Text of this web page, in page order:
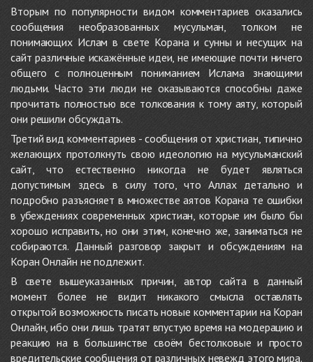
Вторым по популярности видом комментариев оказались
сообщения необразованных мусульман, толком не
понимающих Ислам в свете Корана и сунны и несущих на
сайт различные искажённые идеи, не имеющие почти ничего
общего с полноценным пониманием Ислама знающими
людьми. Часто эти люди не оказываются способны даже
прочитать полностью все толкования к тому аяту, который
они решили обсуждать.
Третий вид комментариев - сообщения от христиан, типично
желающих протолкнуть свою идеологию на мусульманский
сайт, что естественно никогда не будет являться
допустимым здесь в силу того, что Аллах детально и
подробно разъясняет в множестве аятов Корана те ошибки
в убеждениях современных христиан, которые им было бы
хорошо исправить, но они этим, конечно же, заниматься не
собираются. Данный разговор закрыт и обсуждениям на
Коран Онлайн не подлежит.
В свете вышеуказанных причин, автор сайта в данный
момент более не видит никакого смысла оставлять
открытой возможность писать новые комментарии на Коран
Онлайн, ибо они лишь тратят впустую время на модерацию и
реакцию на в большинстве своём бестолковые и просто
вредительские сообщения от различных невежд этого мира.